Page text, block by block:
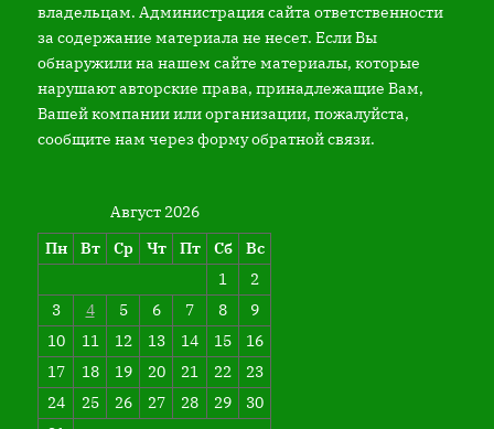
владельцам. Администрация сайта ответственности
за содержание материала не несет. Если Вы
обнаружили на нашем сайте материалы, которые
нарушают авторские права, принадлежащие Вам,
Вашей компании или организации, пожалуйста,
сообщите нам через форму обратной связи.
Август 2026
Пн
Вт Ср Чт Пт Сб
Вс
1
2
3
4 5 6 7 8
9
10
11 12 13 14 15
16
17
18 19 20 21 22
23
24
25 26 27 28 29
30